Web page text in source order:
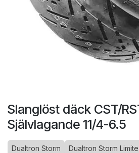
Slanglöst däck CST/
Självlagande 11/4-6.5
Dualtron Storm
Dualtron Storm